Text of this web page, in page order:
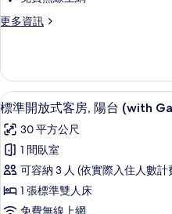
所
片
的
2
臥
室,
陽
台
(3
people)
的
所
更多資訊
更
客
房,
2
臥
室,
陽
台
(3
people)
顯
示
標
準
開
放
10
標準開放式客房, 陽台 (with
30 平方公尺
1 間臥室
可容納 3 人 (依實際入住人數計
1 張標準雙人床
免費無線上網